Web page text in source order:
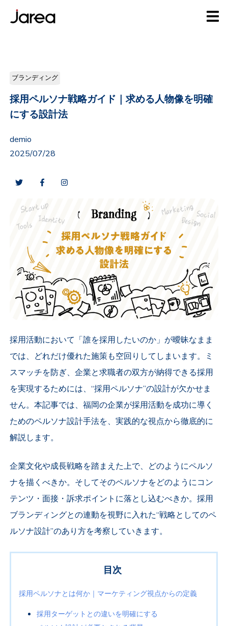
ブランディング
採用ペルソナ戦略ガイド｜求める人物像を明確
にする設計法
demio
2025/07/28
採用活動において「誰を採用したいのか」が曖昧なまま
では、どれだけ優れた施策も空回りしてしまいます。ミ
スマッチを防ぎ、企業と求職者の双方が納得できる採用
を実現するためには、“採用ペルソナ”の設計が欠かせま
せん。本記事では、福岡の企業が採用活動を成功に導く
ためのペルソナ設計手法を、実践的な視点から徹底的に
解説します。
企業文化や成長戦略を踏まえた上で、どのようにペルソ
ナを描くべきか。そしてそのペルソナをどのようにコン
テンツ・面接・訴求ポイントに落とし込むべきか。採用
ブランディングとの連動を視野に入れた“戦略としてのペ
ルソナ設計”のあり方を考察していきます。
目次
採用ペルソナとは何か｜マーケティング視点からの定義
採用ターゲットとの違いを明確にする